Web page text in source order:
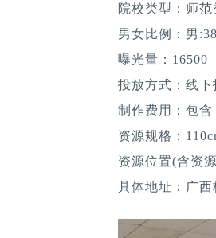
院校类型：师范
男女比例：男
曝光量：16500
投放方式：线下
制作费用：包含
资源规格：
资源位置(含资
具体地址：广